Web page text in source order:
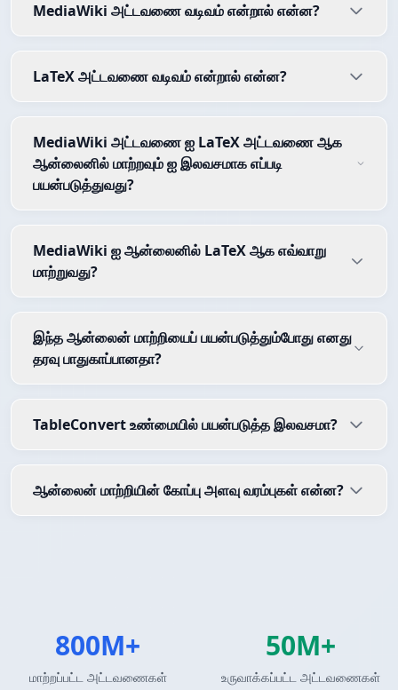
MediaWiki அட்டவணை வடிவம் என்றால் என்ன?
LaTeX அட்டவணை வடிவம் என்றால் என்ன?
MediaWiki அட்டவணை ஐ LaTeX அட்டவணை ஆக
ஆன்லைனில் மாற்றவும் ஐ இலவசமாக எப்படி
பயன்படுத்துவது?
MediaWiki ஐ ஆன்லைனில் LaTeX ஆக எவ்வாறு
மாற்றுவது?
இந்த ஆன்லைன் மாற்றியைப் பயன்படுத்தும்போது எனது
தரவு பாதுகாப்பானதா?
TableConvert உண்மையில் பயன்படுத்த இலவசமா?
ஆன்லைன் மாற்றியின் கோப்பு அளவு வரம்புகள் என்ன?
800M+
மாற்றப்பட்ட அட்டவணைகள்
50M+
உருவாக்கப்பட்ட அட்டவணைகள்